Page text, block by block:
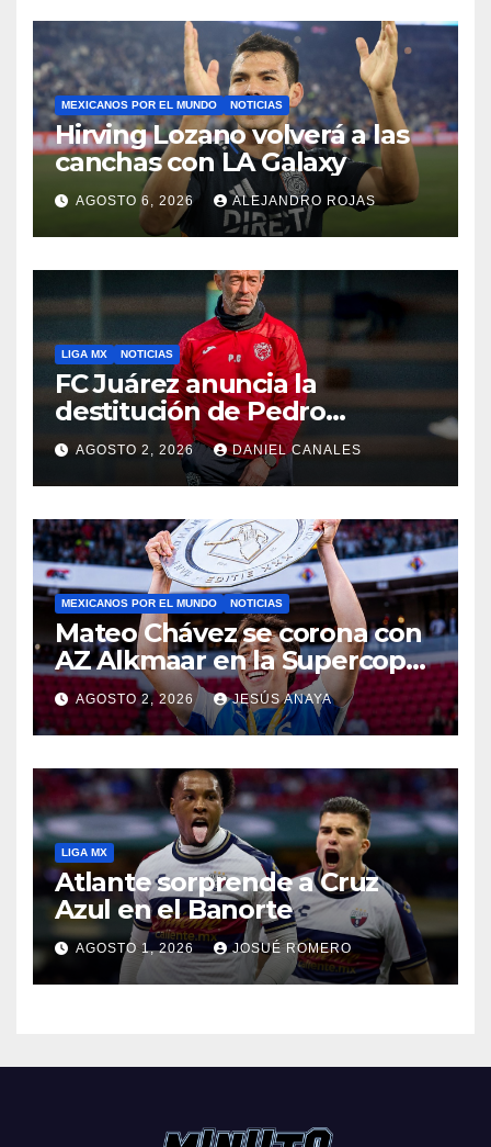
MEXICANOS POR EL MUNDO NOTICIAS
Hirving Lozano volverá a las
canchas con LA Galaxy
AGOSTO 6, 2026 ALEJANDRO ROJAS
LIGA MX NOTICIAS
FC Juárez anuncia la
destitución de Pedro
Caixinha
AGOSTO 2, 2026 DANIEL CANALES
MEXICANOS POR EL MUNDO NOTICIAS
Mateo Chávez se corona con
AZ Alkmaar en la Supercopa
de Países Bajos
AGOSTO 2, 2026 JESÚS ANAYA
LIGA MX
Atlante sorprende a Cruz
Azul en el Banorte
AGOSTO 1, 2026 JOSUÉ ROMERO